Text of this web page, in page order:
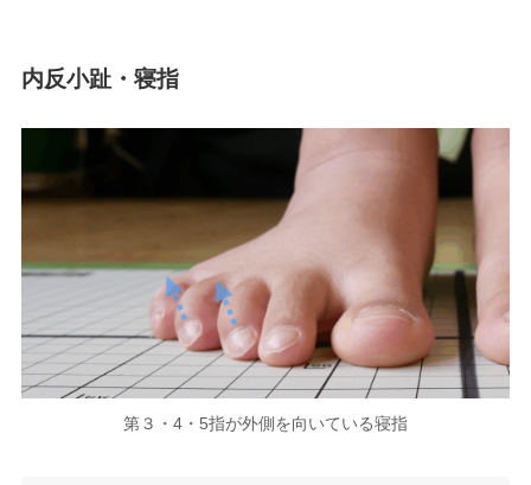
内反小趾・寝指
第３・4・5指が外側を向いている寝指